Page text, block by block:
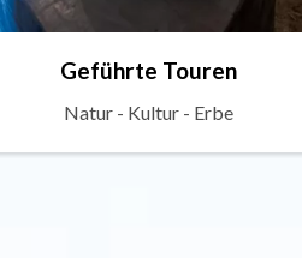
Geführte Touren
Natur - Kultur - Erbe